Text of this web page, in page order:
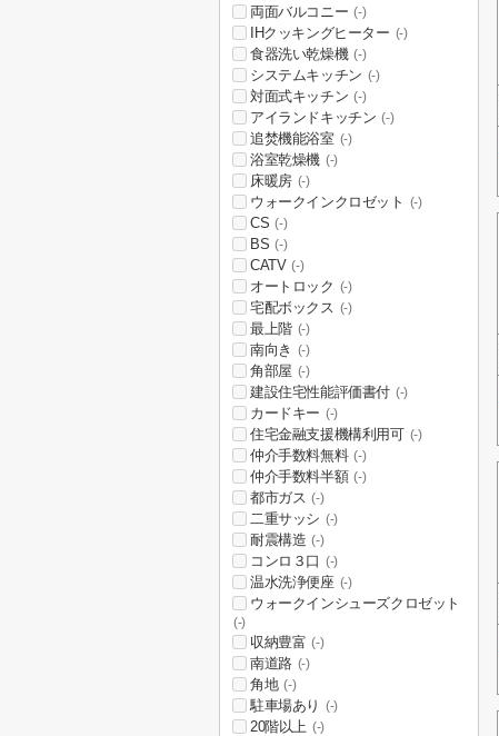
両面バルコニー (-)
IHクッキングヒーター (-)
食器洗い乾燥機 (-)
システムキッチン (-)
対面式キッチン (-)
アイランドキッチン (-)
追焚機能浴室 (-)
浴室乾燥機 (-)
床暖房 (-)
ウォークインクロゼット (-)
CS (-)
BS (-)
CATV (-)
オートロック (-)
宅配ボックス (-)
最上階 (-)
南向き (-)
角部屋 (-)
建設住宅性能評価書付 (-)
カードキー (-)
住宅金融支援機構利用可 (-)
仲介手数料無料 (-)
仲介手数料半額 (-)
都市ガス (-)
二重サッシ (-)
耐震構造 (-)
コンロ３口 (-)
温水洗浄便座 (-)
ウォークインシューズクロゼット
(-)
収納豊富 (-)
南道路 (-)
角地 (-)
駐車場あり (-)
20階以上 (-)